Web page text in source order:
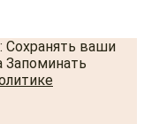
Сохранять ваши
Запоминать